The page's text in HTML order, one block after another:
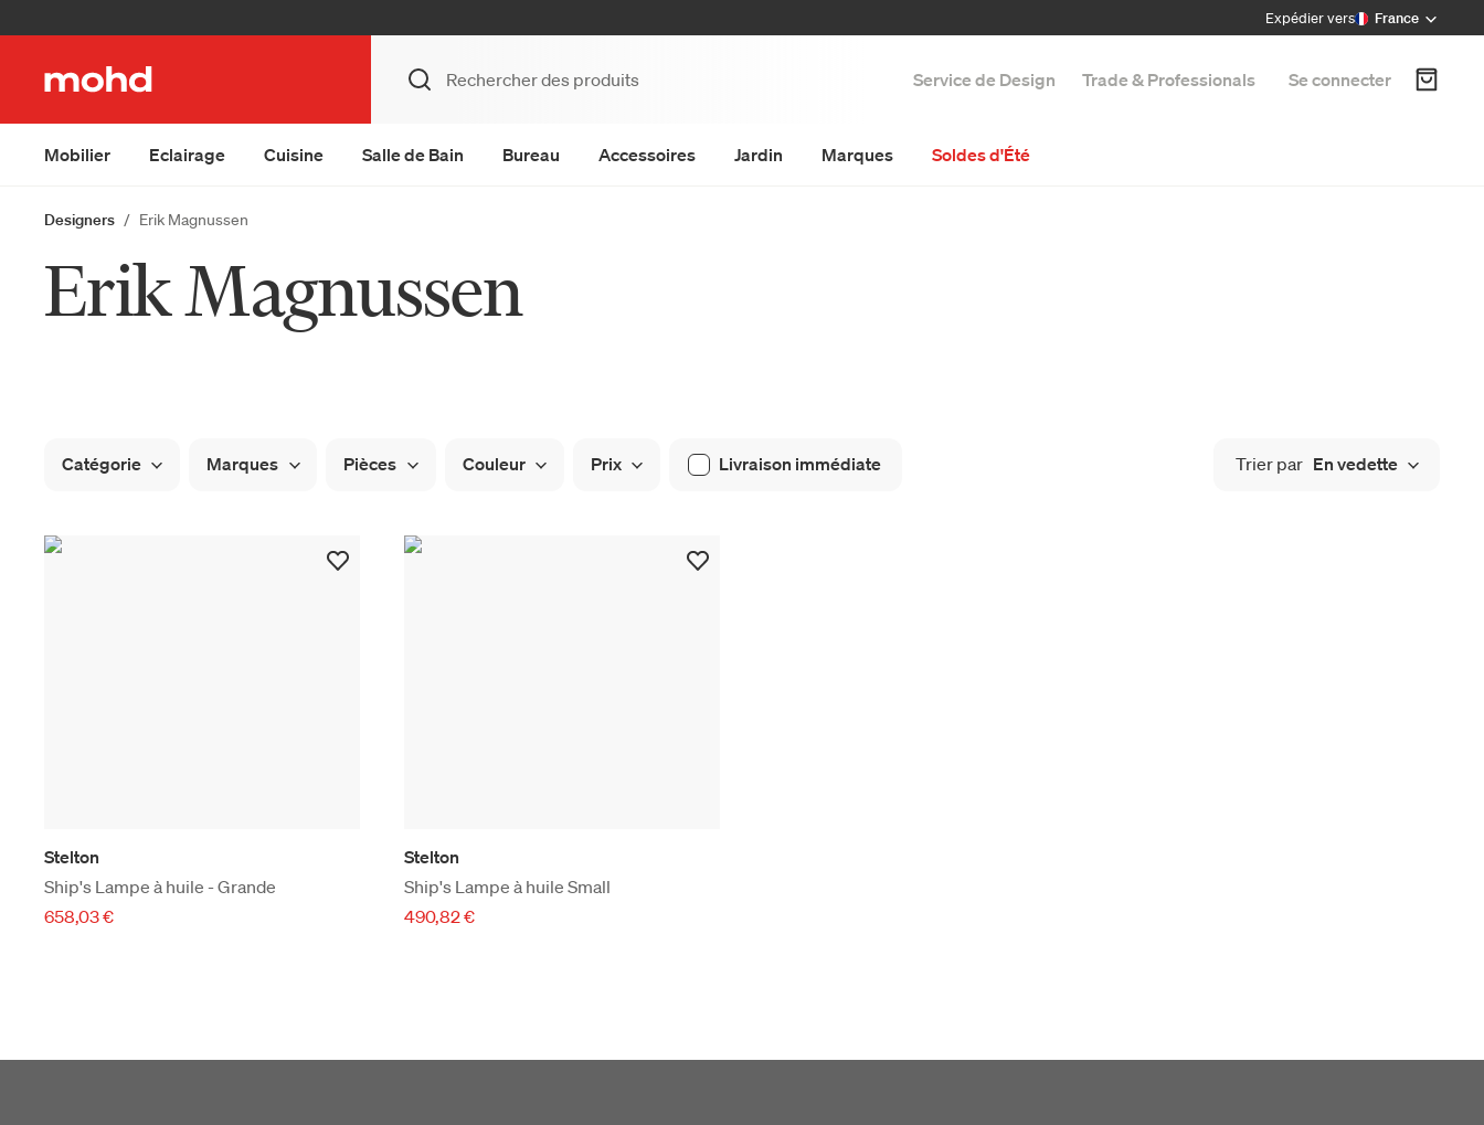
Expédier vers France
Service de Design Trade & Professionals Se connecter
Mobilier Eclairage Cuisine Salle de Bain Bureau Accessoires Jardin Marques Soldes d'Été
Designers Erik Magnussen
Erik Magnussen
Catégorie Marques Pièces Couleur Prix Livraison immédiate Trier par En vedette
Stelton
Ship's Lampe à huile - Grande
658,03 €
Stelton
Ship's Lampe à huile Small
490,82 €